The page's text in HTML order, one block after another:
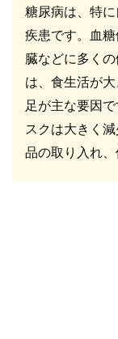
糖尿病は、特
疾患です。血
臓などに多く
は、食生活が
足が主な要因
スクは大きく
品の取り入れ、